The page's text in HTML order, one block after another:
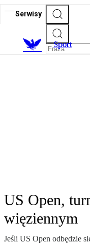
Serwisy
Sport
US Open,
więziennym
Jeśli US Open odbędzie